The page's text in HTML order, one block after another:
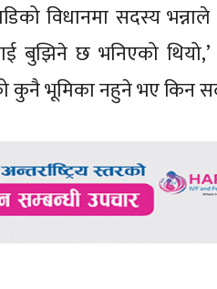
विधानमा सदस्य
बुझिने छ भनिएको
भूमिका नहुने भए किन